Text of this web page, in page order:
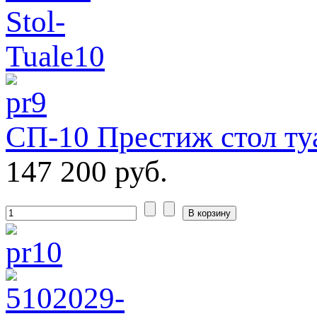
СП-10 Престиж стол
147 200 руб.